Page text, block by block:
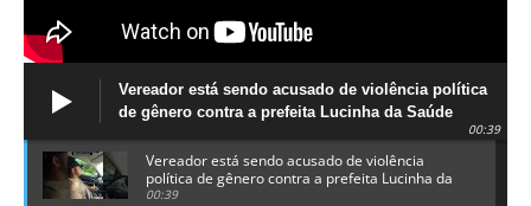
Vereador está sendo acusado de violência política
de gênero contra a prefeita Lucinha da Saúde
00:39
Vereador está sendo acusado de violência
política de gênero contra a prefeita Lucinha da
Saúde
00:39